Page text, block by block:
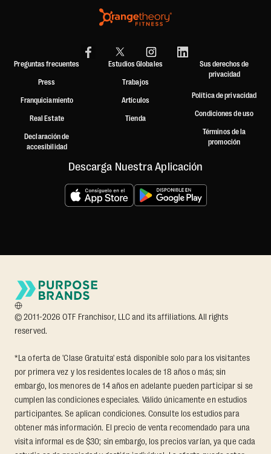
Preguntas frecuentes
Press
Franquiciamiento
Real Estate
Declaración de
accesibilidad
Estudios Globales
Trabajos
Artículos
Tienda
Sus derechos de
privacidad
Política de privacidad
Condiciones de uso
Términos de la
promoción
Descarga Nuestra Aplicación
© 2011-2026 OTF Franchisor, LLC and its affiliations. All rights
reserved.
*La oferta de 'Clase Gratuita' está disponible solo para los visitantes
por primera vez y los residentes locales de 18 años o más; sin
embargo, los menores de 14 años en adelante pueden participar si se
cumplen las condiciones especiales. Válido únicamente en estudios
participantes. Se aplican condiciones. Consulte los estudios para
obtener más información. El precio de venta recomendado para una
visita informal es de $30; sin embargo, los precios varían, ya que cada